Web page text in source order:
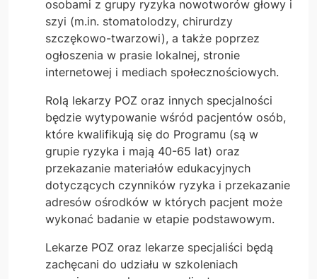
osobami z grupy ryzyka nowotworów głowy i
szyi (m.in. stomatolodzy, chirurdzy
szczękowo-twarzowi), a także poprzez
ogłoszenia w prasie lokalnej, stronie
internetowej i mediach społecznościowych.
Rolą lekarzy POZ oraz innych specjalności
będzie wytypowanie wśród pacjentów osób,
które kwalifikują się do Programu (są w
grupie ryzyka i mają 40-65 lat) oraz
przekazanie materiałów edukacyjnych
dotyczących czynników ryzyka i przekazanie
adresów ośrodków w których pacjent może
wykonać badanie w etapie podstawowym.
Lekarze POZ oraz lekarze specjaliści będą
zachęcani do udziału w szkoleniach